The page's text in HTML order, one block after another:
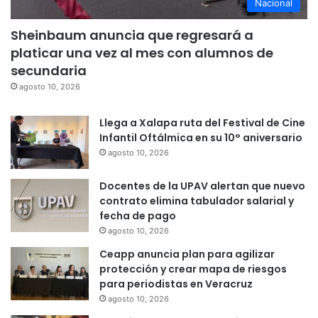
Nacional
Sheinbaum anuncia que regresará a
platicar una vez al mes con alumnos de
secundaria
agosto 10, 2026
Llega a Xalapa ruta del Festival de Cine
Infantil Oftálmica en su 10° aniversario
agosto 10, 2026
Docentes de la UPAV alertan que nuevo
contrato elimina tabulador salarial y
fecha de pago
agosto 10, 2026
Ceapp anuncia plan para agilizar
protección y crear mapa de riesgos
para periodistas en Veracruz
agosto 10, 2026